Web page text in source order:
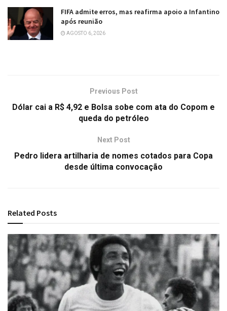
FIFA admite erros, mas reafirma apoio a Infantino
após reunião
AGOSTO 6, 2026
Previous Post
Dólar cai a R$ 4,92 e Bolsa sobe com ata do Copom e
queda do petróleo
Next Post
Pedro lidera artilharia de nomes cotados para Copa
desde última convocação
Related Posts